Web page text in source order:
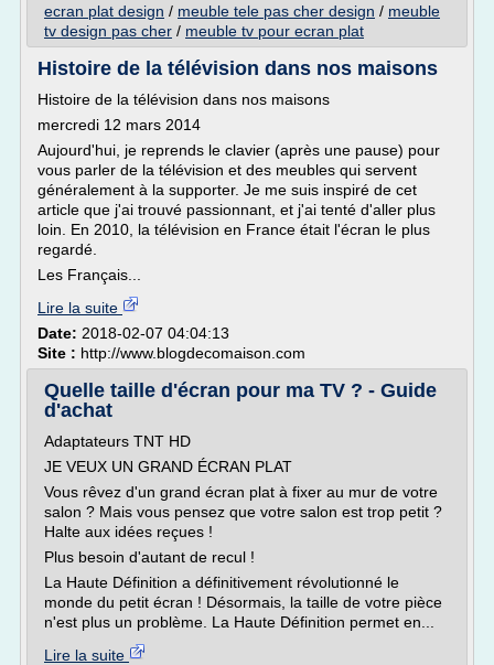
ecran plat design / meuble tele pas cher design / meuble
tv design pas cher / meuble tv pour ecran plat
Histoire de la télévision dans nos maisons
Histoire de la télévision dans nos maisons
mercredi 12 mars 2014
Aujourd'hui, je reprends le clavier (après une pause) pour
vous parler de la télévision et des meubles qui servent
généralement à la supporter. Je me suis inspiré de cet
article que j'ai trouvé passionnant, et j'ai tenté d'aller plus
loin. En 2010, la télévision en France était l'écran le plus
regardé.
Les Français...
Lire la suite
Date: 2018-02-07 04:04:13
Site : http://www.blogdecomaison.com
Quelle taille d'écran pour ma TV ? - Guide
d'achat
Adaptateurs TNT HD
JE VEUX UN GRAND ÉCRAN PLAT
Vous rêvez d'un grand écran plat à fixer au mur de votre
salon ? Mais vous pensez que votre salon est trop petit ?
Halte aux idées reçues !
Plus besoin d'autant de recul !
La Haute Définition a définitivement révolutionné le
monde du petit écran ! Désormais, la taille de votre pièce
n'est plus un problème. La Haute Définition permet en...
Lire la suite